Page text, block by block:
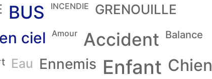
BUS INCENDIE GRENOUILLE
ciel Amour Accident Balance
Eau Ennemis Enfant Chien